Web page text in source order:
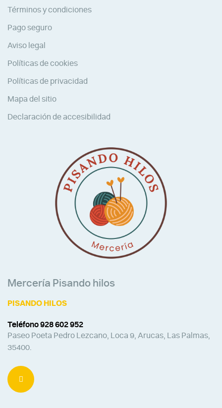
Términos y condiciones
Pago seguro
Aviso legal
Políticas de cookies
Políticas de privacidad
Mapa del sitio
Declaración de accesibilidad
Mercería Pisando hilos
PISANDO HILOS
Teléfono 928 602 952
Paseo Poeta Pedro Lezcano, Loca 9, Arucas, Las Palmas,
35400.